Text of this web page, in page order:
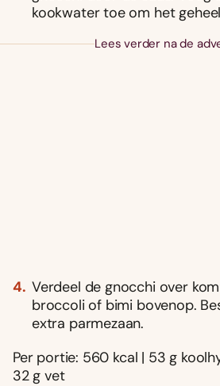
kookwater toe om het
Lees verder na de
Verdeel de gnocchi over
broccoli of bimi bovenop.
extra parmezaan.
Per portie: 560 kcal | 53 g
32 g vet